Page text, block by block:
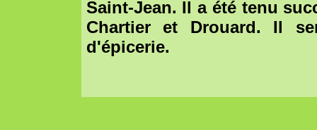
Saint-Jean. Il a été tenu
Chartier et Drouard. Il
d'épicerie.